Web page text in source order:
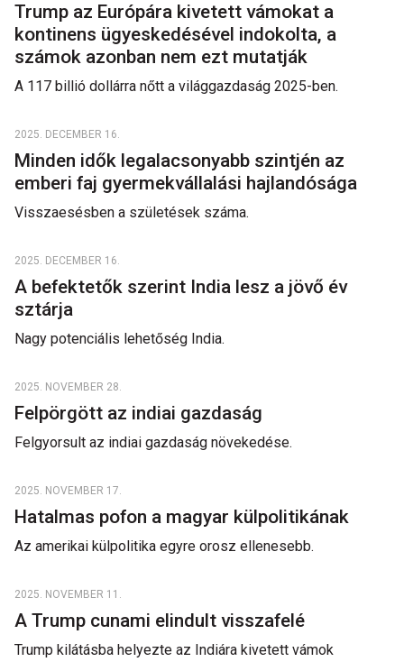
Trump az Európára kivetett vámokat a
kontinens ügyeskedésével indokolta, a
számok azonban nem ezt mutatják
A 117 billió dollárra nőtt a világgazdaság 2025-ben.
2025. DECEMBER 16.
Minden idők legalacsonyabb szintjén az
emberi faj gyermekvállalási hajlandósága
Visszaesésben a születések száma.
2025. DECEMBER 16.
A befektetők szerint India lesz a jövő év
sztárja
Nagy potenciális lehetőség India.
2025. NOVEMBER 28.
Felpörgött az indiai gazdaság
Felgyorsult az indiai gazdaság növekedése.
2025. NOVEMBER 17.
Hatalmas pofon a magyar külpolitikának
Az amerikai külpolitika egyre orosz ellenesebb.
2025. NOVEMBER 11.
A Trump cunami elindult visszafelé
Trump kilátásba helyezte az Indiára kivetett vámok